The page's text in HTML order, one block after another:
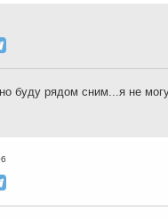
буду рядом сним...я не